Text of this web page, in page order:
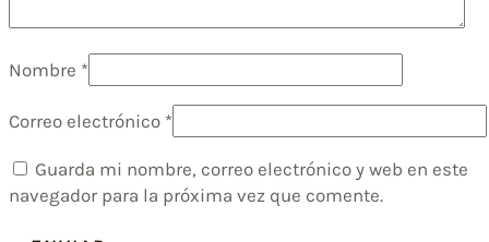
Nombre *
Correo electrónico *
Guarda mi nombre, correo electrónico y web en este
navegador para la próxima vez que comente.